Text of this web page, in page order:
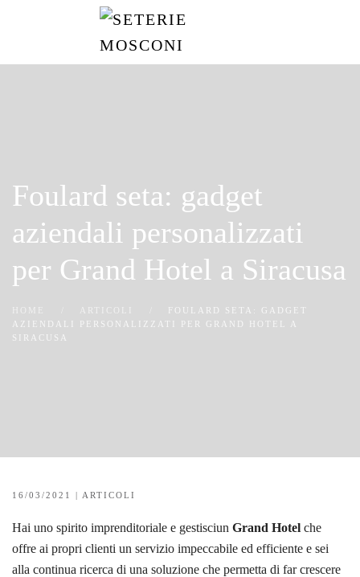
Foulard seta: gadget
aziendali personalizzati
per Grand Hotel a Siracusa
HOME ARTICOLI
FOULARD SETA: GADGET
AZIENDALI PERSONALIZZATI PER GRAND HOTEL A
SIRACUSA
16/03/2021 | ARTICOLI
Hai uno spirito imprenditoriale e gestisciun Grand Hotel che
offre ai propri clienti un servizio impeccabile ed efficiente e sei
alla continua ricerca di una soluzione che permetta di far crescere